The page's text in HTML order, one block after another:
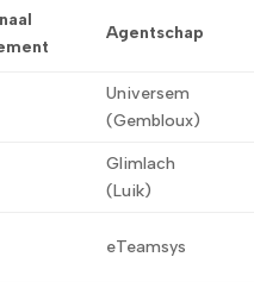
Agentschap
Universem
(Gembloux)
Glimlach
(Luik)
eTeamsys